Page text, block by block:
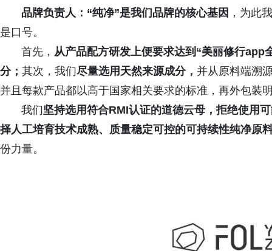
品牌负责人： “纯净”是我们品牌的核心基因 ，为此
是口号。
首先， 从产品配方研发上便要求达到“美丽修行app
分； 其次，我们尽量选用天然来源成分， 并从原料端溯
并且每款产品都以高于国家相关要求的标准，再外包装
我们坚持选用符合RMI认证的道德云母，拒绝使用
择人工培育技术成熟、质量稳定可控的可持续性纯净原
份力量。